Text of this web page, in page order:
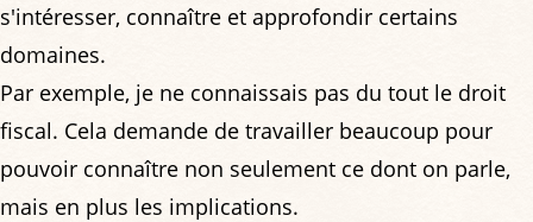
s'intéresser, connaître et approfondir certains
domaines.
Par exemple, je ne connaissais pas du tout le droit
fiscal. Cela demande de travailler beaucoup pour
pouvoir connaître non seulement ce dont on parle,
mais en plus les implications.